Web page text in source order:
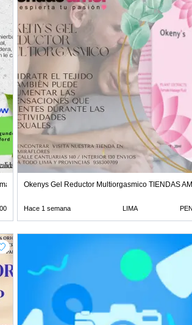
Okenys Gel Reductor Multiorgasmico TIENDAS
Hace 1 semana LIMA